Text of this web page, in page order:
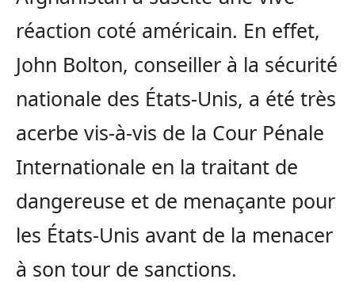
réaction coté américain. En effet,
John Bolton, conseiller à la sécurité
nationale des États-Unis, a été très
acerbe vis-à-vis de la Cour Pénale
Internationale en la traitant de
dangereuse et de menaçante pour
les États-Unis avant de la menacer
à son tour de sanctions.